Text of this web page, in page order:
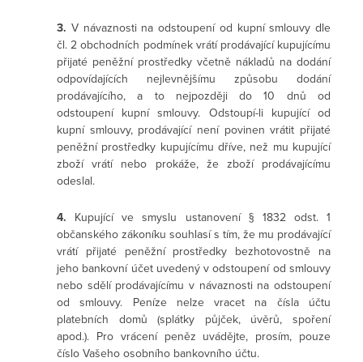
3. V návaznosti na odstoupení od kupní smlouvy dle
čl. 2 obchodních podmínek vrátí prodávající kupujícímu
přijaté peněžní prostředky včetně nákladů na dodání
odpovídajících nejlevnějšímu způsobu dodání
prodávajícího, a to nejpozději do 10 dnů od
odstoupení kupní smlouvy. Odstoupí-li kupující od
kupní smlouvy, prodávající není povinen vrátit přijaté
peněžní prostředky kupujícímu dříve, než mu kupující
zboží vrátí nebo prokáže, že zboží prodávajícímu
odeslal.
4. Kupující ve smyslu ustanovení § 1832 odst. 1
občanského zákoníku souhlasí s tím, že mu prodávající
vrátí přijaté peněžní prostředky bezhotovostně na
jeho bankovní účet uvedený v odstoupení od smlouvy
nebo sdělí prodávajícímu v návaznosti na odstoupení
od smlouvy. Peníze nelze vracet na čísla účtu
platebních domů (splátky půjček, úvěrů, spoření
apod.). Pro vrácení peněz uvádějte, prosím, pouze
číslo Vašeho osobního bankovního účtu.